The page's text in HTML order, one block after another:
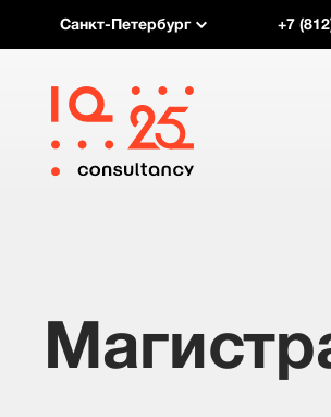
Санкт-Петербург +7